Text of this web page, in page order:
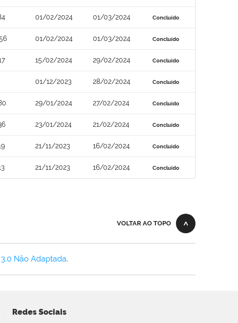
01/02/2024 01/03/2024 Concluído
01/02/2024 01/03/2024 Concluído
15/02/2024 29/02/2024 Concluído
01/12/2023 28/02/2024 Concluído
29/01/2024 27/02/2024 Concluído
23/01/2024 21/02/2024 Concluído
21/11/2023 16/02/2024 Concluído
21/11/2023 16/02/2024 Concluído
VOLTAR AO TOPO
Não Adaptada.
Redes Sociais